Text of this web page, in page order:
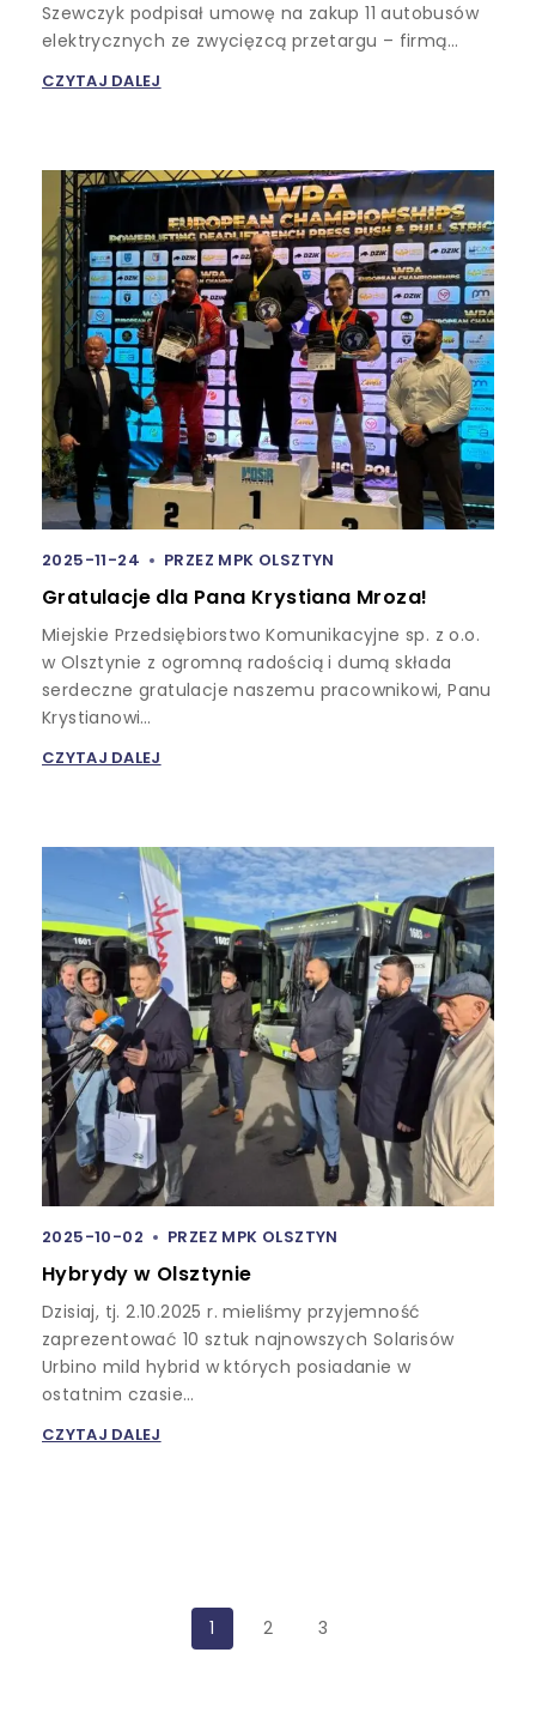
Szewczyk podpisał umowę na zakup 11 autobusów
elektrycznych ze zwycięzcą przetargu – firmą…
CZYTAJ DALEJ
2025-11-24 PRZEZ MPK OLSZTYN
Gratulacje dla Pana Krystiana Mroza!
Miejskie Przedsiębiorstwo Komunikacyjne sp. z o.o.
w Olsztynie z ogromną radością i dumą składa
serdeczne gratulacje naszemu pracownikowi, Panu
Krystianowi…
CZYTAJ DALEJ
2025-10-02 PRZEZ MPK OLSZTYN
Hybrydy w Olsztynie
Dzisiaj, tj. 2.10.2025 r. mieliśmy przyjemność
zaprezentować 10 sztuk najnowszych Solarisów
Urbino mild hybrid w których posiadanie w
ostatnim czasie…
CZYTAJ DALEJ
1 2 3